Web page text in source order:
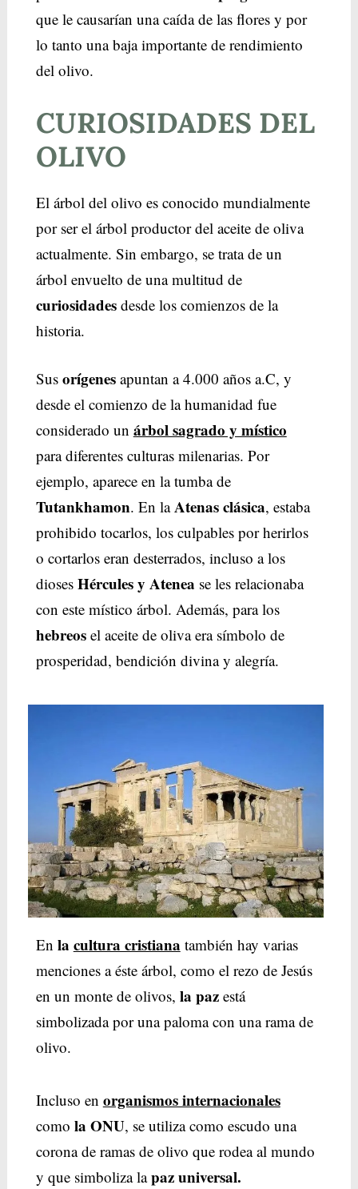
que le causarían una caída de las flores y por
lo tanto una baja importante de rendimiento
del olivo.
CURIOSIDADES DEL
OLIVO
El árbol del olivo es conocido mundialmente
por ser el árbol productor del aceite de oliva
actualmente. Sin embargo, se trata de un
árbol envuelto de una multitud de
curiosidadesdesde los comienzos de la
historia.
Sus orígenesapuntan a 4.000 años a.C, y
desde el comienzo de la humanidad fue
considerado un árbol sagrado y místico
para diferentes culturas milenarias. Por
ejemplo, aparece en la tumba de
Tutankhamon. En laAtenas clásica, estaba
prohibido tocarlos, los culpables por herirlos
o cortarlos eran desterrados, incluso a los
dioses Hércules y Atenea se les relacionaba
con este místico árbol. Además, para los
hebreosel aceite de oliva era símbolo de
prosperidad, bendición divina y alegría.
En la cultura cristiana también hay varias
menciones a éste árbol, como el rezo de Jesús
en un monte de olivos, la pazestá
simbolizada por una paloma con una rama de
olivo.
Incluso en organismos internacionales
como la ONU, se utiliza como escudo una
corona de ramas de olivo que rodea al mundo
y que simboliza lapaz universal.